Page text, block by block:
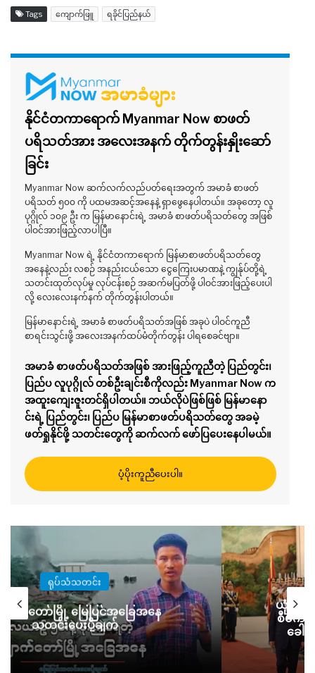
Tags ကျောက်ဖြူ ရခိုင်ပြည်နယ်
နိုင်ငံတကာရောက် Myanmar Now စာဖတ်
ပရိသတ်အား အလေးအနက် တိုက်တွန်းနှိုးဆော်
ခြင်း
Myanmar Now ဆက်လက်လည်ပတ်ရေးအတွက် အမာခံ စာဖတ်
ပရိသတ် ၅၀၀ ကို ပထမအဆင့်အနေနဲ့ ရှာဖွေနေပါတယ်။ အခုတော့ လူ
ပုဂ္ဂိုလ် ၁၀၉ ဦး က မြန်မာနောင်းရဲ့ အမာခံ စာဖတ်ပရိသတ်တွေ အဖြစ်
ပါဝင်အားဖြည့်လာပါပြီ။
Myanmar Now ရဲ့ နိုင်ငံတကာရောက် မြန်မာစာဖတ်ပရိသတ်တွေ
အနေနဲ့လည်း လစဉ် အနည်းငယ်သော ငွေကြေးပမာဏနဲ့ ကျွန်ုပ်တို့ရဲ့
သတင်းထုတ်လုပ်မှု လုပ်ငန်းစဉ် အဆက်မပြတ်ဖို့ ပါဝင်အားဖြည့်ပေးပါ
လို့ လေးလေးနက်နက် တိုက်တွန်းပါတယ်။
မြန်မာနောင်းရဲ့ အမာခံ စာဖတ်ပရိသတ်အဖြစ် အခုပဲ ပါဝင်ကူညီ
စာရင်းသွင်းဖို့ အလေးအနက်ထပ်မံတိုက်တွန်း ပါရစေခင်ဗျာ။
အမာခံ စာဖတ်ပရိသတ်အဖြစ် အားဖြည့်ကူညီတဲ့ ပြည်တွင်း၊
ပြည်ပ လူပုဂ္ဂိုလ် တစ်ဦးချင်းစီကိုလည်း Myanmar Now က
အထူးကျေးဇူးတင်ရှိပါတယ်။ ဘယ်လိုပဲဖြစ်ဖြစ် မြန်မာနော
င်းရဲ့ ပြည်တွင်း၊ ပြည်ပ မြန်မာစာဖတ်ပရိသတ်တွေ အခမဲ့
ဖတ်ရှုနိုင်ဖို့ သတင်းတွေကို ဆက်လက် ဖော်ပြပေးနေပါမယ်။
ပံ့ပိုးကူညီပေးပါ။
သတင်း
ည်၊ အားကိုးရဆုံးဟုဆိုကာ တရုတ်
န်းများကို စောင့်ရှောက်ပေးရန် စစ်
ါင်းဆောင်ကို တရုတ်သမ္မတပြော
အိမ်နီးခ
နေပြည်